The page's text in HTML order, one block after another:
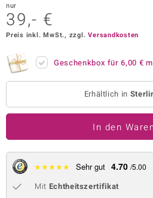
Paraíso
Collection
BY DE MELO
nur
39,- €
Preis inkl. MwSt., zzgl.Versandkosten
Geschenkbox für6,00 €
Erhältlich in
In den
★★★★★ Sehr gut 4.70 /5.00
Mit Echtheitszertifikat